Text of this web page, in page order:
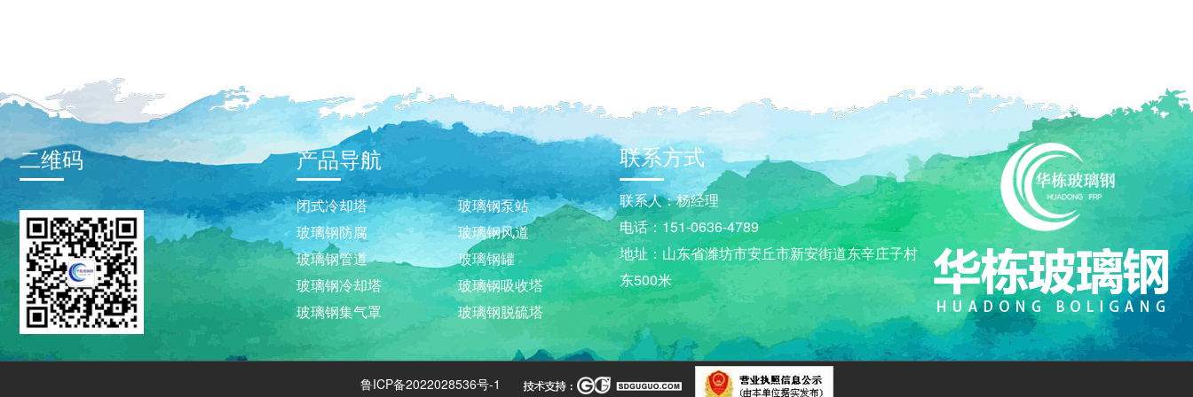
二维码 产品导航
闭式冷却塔
玻璃钢泵站
玻璃钢防腐
玻璃钢风道
玻璃钢管道
玻璃钢罐
玻璃钢冷却塔
玻璃钢吸收塔
玻璃钢集气罩
玻璃钢脱硫塔
联系方式
联系人：杨经理
电话：151-0636-4789
地址：山东省潍坊市安丘市新安街道东辛庄子村
东500米
鲁ICP备2022028536号-1